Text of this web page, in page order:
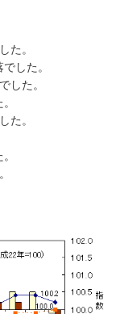
た。
した。
した。
た。